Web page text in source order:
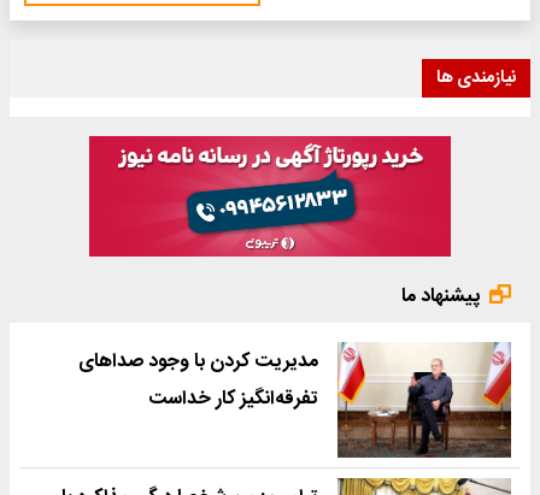
نیازمندی ها
پیشنهاد ما
مدیریت کردن با وجود صداهای
تفرقه‌انگیز کار خداست